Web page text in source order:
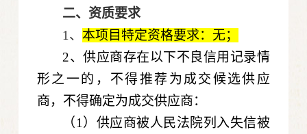
二、 资质要求
1、本项目特定资格要求：无；
2、供应商存在以下不良信用记录情
形之一的，不得推荐为成交候选供应
商，不得确定为成交供应商：
（1）供应商被人民法院列入失信被